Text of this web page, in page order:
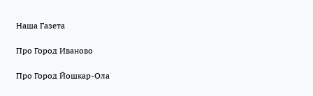
Наша Газета
Про Город Иваново
Про Город Йошкар-Ола